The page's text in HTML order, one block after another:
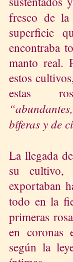
fresco de
superficie
encontraba
manto real.
estos
estas
bíferas y de
La llegada
su cultivo,
exportaban
todo en la
primeras
en coronas
según la